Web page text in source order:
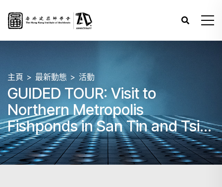
主頁 最新動態 活動
GUIDED TOUR: Visit to
Northern Metropolis
Fishponds in San Tin and Tsim
Bei Tsui